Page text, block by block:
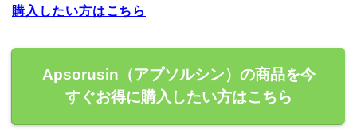
購入したい方はこちら
Apsorusin（アプソルシン）の商品を今
すぐお得に購入したい方はこちら